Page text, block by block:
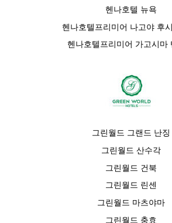
헨나호텔 뉴욕
헨나호텔프리미어 나고야 후
헨나호텔프리미어 가고시마
그린월드 그랜드 난징
그린월드 산수각
그린월드 건북
그린월드 린센
그린월드 마츠야마
그린월드 충효